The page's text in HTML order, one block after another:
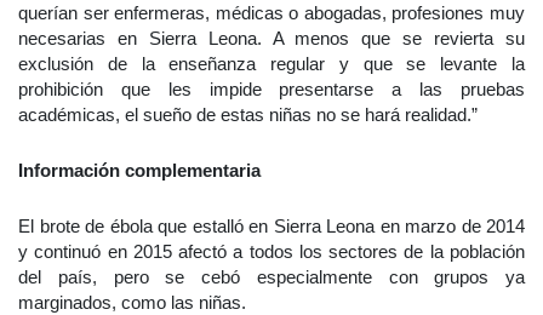
querían ser enfermeras, médicas o abogadas, profesiones muy
necesarias en Sierra Leona. A menos que se revierta su
exclusión de la enseñanza regular y que se levante la
prohibición que les impide presentarse a las pruebas
académicas, el sueño de estas niñas no se hará realidad.”
Información complementaria
El brote de ébola que estalló en Sierra Leona en marzo de 2014
y continuó en 2015 afectó a todos los sectores de la población
del país, pero se cebó especialmente con grupos ya
marginados, como las niñas.